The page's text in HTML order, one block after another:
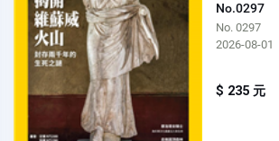
No.0297
No. 0297
2026-08-01
$ 235 元